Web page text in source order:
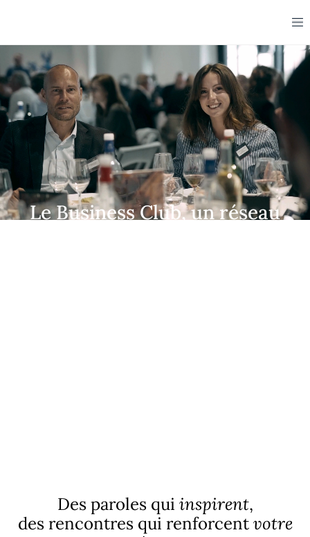
Le Business Club, un réseau
Des paroles qui inspirent,
des rencontres qui renforcentvotre